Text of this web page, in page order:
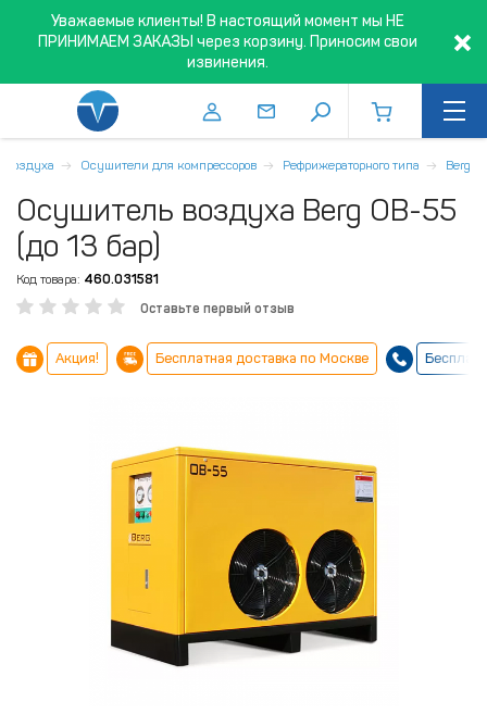
Уважаемые клиенты! В настоящий момент мы НЕ
ПРИНИМАЕМ ЗАКАЗЫ через корзину. Приносим свои
извинения.
воздуха Осушители для компрессоров Рефрижераторного типа Berg
Осушитель воздуха Berg ОВ-55
(до 13 бар)
Код товара: 460.031581
Оставьте первый отзыв
Акция! Бесплатная доставка по Москве